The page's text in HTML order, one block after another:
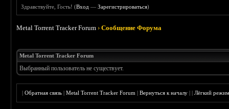
Здравствуйте, Гость! (Вход —Зарегистрироваться)
Metal Torrent Tracker Forum ›Сообщение Форума
Metal Torrent Tracker Forum
Выбранный пользователь не существует.
|Обратная связь |Metal Torrent Tracker Forum |Вернуться к началу ||Лёгкий